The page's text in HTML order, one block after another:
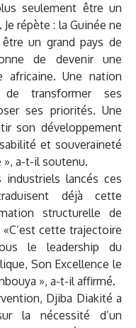
seulement être un
répète : la Guinée ne
un grand pays de
de devenir une
africaine. Une nation
de transformer ses
ses priorités. Une
son développement
et souveraineté
», a-t-il soutenu.
lancés ces
déjà cette
structurelle de
cette trajectoire
le leadership du
Son Excellence le
», a-t-il affirmé.
Djiba Diakité a
la nécessité d’un